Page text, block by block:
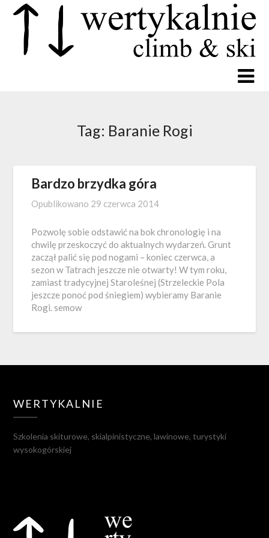
Tag: Baranie Rogi
Bardzo brzydka góra
Opublikowano 29 czerwca 2014
Pozwolę sobie odstawić na bok chronologię i na
chwilę przeskoczyć do aktualnych wydarzeń. Grunt
zaczął palić się pod nogami – koniec czerwca, a
sezon w Tatrach jeszcze nie otwarty! W tym roku,
zamiast tradycyjnej Staroleśnej (Strzeleckie Pola
jeszcze ponoć pod śniegiem) wybieramy Baranie
Rogi. semow
WERTYKALNIE
Szkolenia skiturowe, skialpinistyczne, lawinowe, turystyki
wysokogórskiej